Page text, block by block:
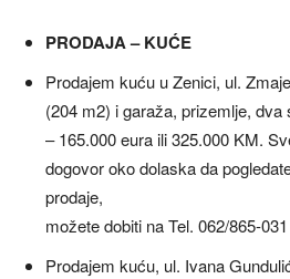
PRODAJA – KUĆE
Prodajem kuću u Zenici, ul.
(204 m2) i garaža, prizemlje,
– 165.000 eura ili 325.000 KM.
dogovor oko dolaska da
prodaje,
možete dobiti na Tel. 062/865-031
Prodajem kuću, ul. Ivana